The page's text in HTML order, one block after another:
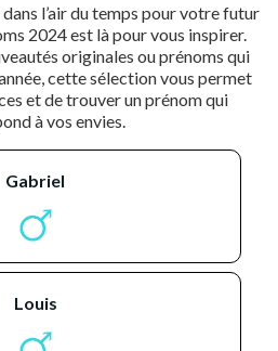
l’air du temps pour votre futur
2024 est là pour vous inspirer.
originales ou prénoms qui
cette sélection vous permet
et de trouver un prénom qui
à vos envies.
gabriel
louis